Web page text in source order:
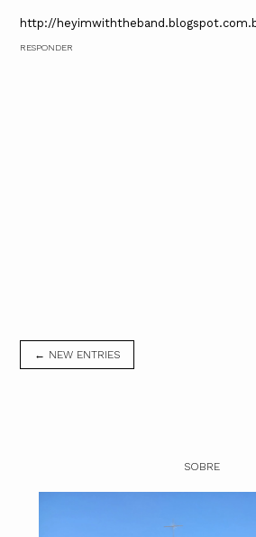
http://
RESPONDER
← NEW ENTRIES
SOBRE